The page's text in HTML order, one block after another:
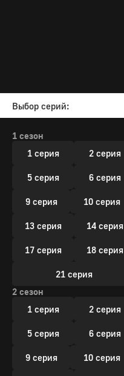
Выбор серий:
1 сезон
1 серия
2 серия
5 серия 6 серия
9 серия 10 серия
13 серия 14 серия
17 серия 18 серия
21 серия
2 сезон
1 серия
2 серия
5 серия 6 серия
9 серия 10 серия